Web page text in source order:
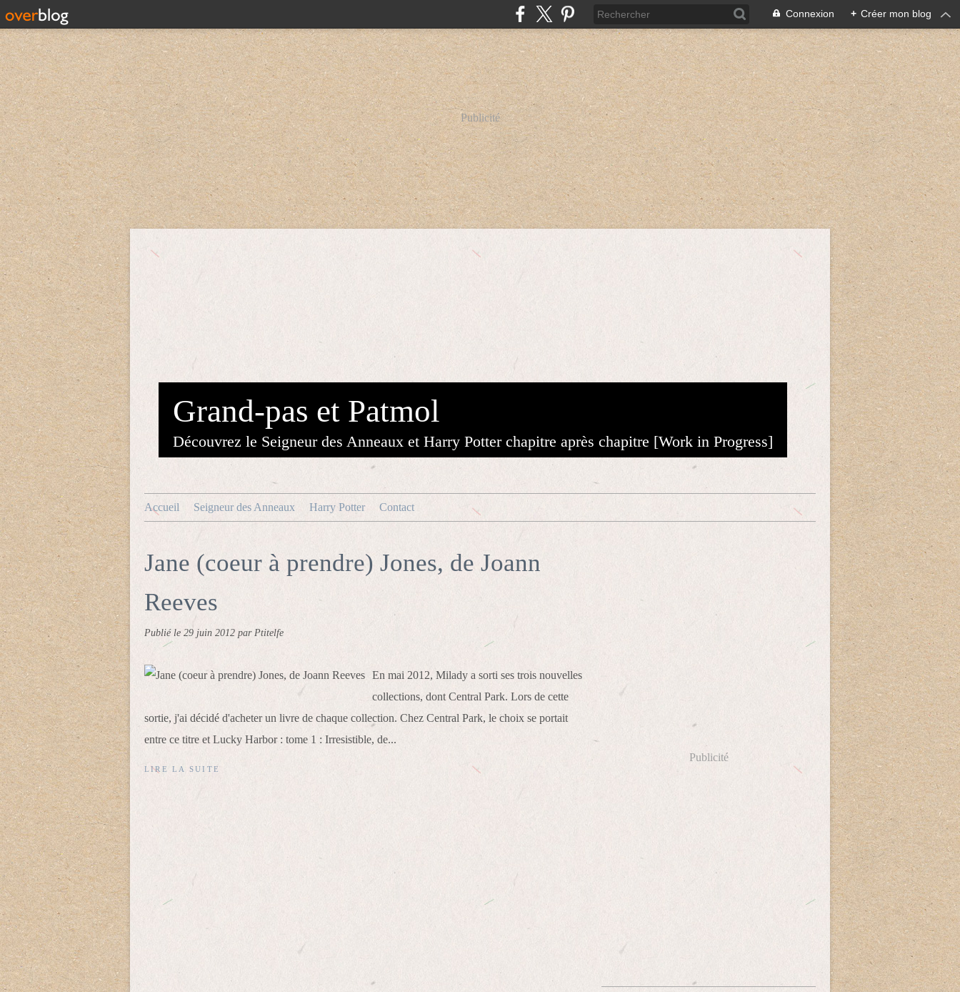
Connexion + Créer mon blog
Publicité
Grand-pas et Patmol
Découvrez le Seigneur des Anneaux et Harry Potter chapitre après chapitre [Work in Progress]
Accueil Seigneur des Anneaux Harry Potter Contact
Jane (coeur à prendre) Jones, de Joann
Reeves
Publié le 29 juin 2012 par Ptitelfe
En mai 2012, Milady a sorti ses trois nouvelles
collections, dont Central Park. Lors de cette
sortie, j'ai décidé d'acheter un livre de chaque collection. Chez Central Park, le choix se portait
entre ce titre et Lucky Harbor : tome 1 : Irresistible, de...
LIRE LA SUITE
Publicité